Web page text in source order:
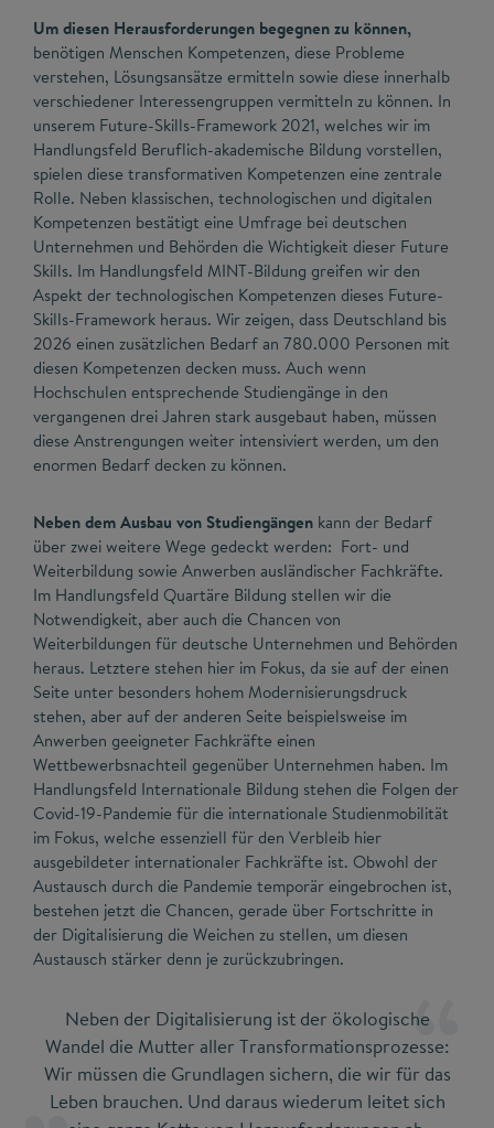
Um diesen Herausforderungen begegnen zu können,
benötigen Menschen Kompetenzen, diese Probleme
verstehen, Lösungsansätze ermitteln sowie diese innerhalb
verschiedener Interessengruppen vermitteln zu können. In
unserem Future-Skills-Framework 2021, welches wir im
Handlungsfeld Beruflich-akademische Bildung vorstellen,
spielen diese transformativen Kompetenzen eine zentrale
Rolle. Neben klassischen, technologischen und digitalen
Kompetenzen bestätigt eine Umfrage bei deutschen
Unternehmen und Behörden die Wichtigkeit dieser Future
Skills. Im Handlungsfeld MINT-Bildung greifen wir den
Aspekt der technologischen Kompetenzen dieses Future-
Skills-Framework heraus. Wir zeigen, dass Deutschland bis
2026 einen zusätzlichen Bedarf an 780.000 Personen mit
diesen Kompetenzen decken muss. Auch wenn
Hochschulen entsprechende Studiengänge in den
vergangenen drei Jahren stark ausgebaut haben, müssen
diese Anstrengungen weiter intensiviert werden, um den
enormen Bedarf decken zu können.
Neben dem Ausbau von Studiengängen kann der Bedarf
über zwei weitere Wege gedeckt werden: Fort- und
Weiterbildung sowie Anwerben ausländischer Fachkräfte.
Im Handlungsfeld Quartäre Bildung stellen wir die
Notwendigkeit, aber auch die Chancen von
Weiterbildungen für deutsche Unternehmen und Behörden
heraus. Letztere stehen hier im Fokus, da sie auf der einen
Seite unter besonders hohem Modernisierungsdruck
stehen, aber auf der anderen Seite beispielsweise im
Anwerben geeigneter Fachkräfte einen
Wettbewerbsnachteil gegenüber Unternehmen haben. Im
Handlungsfeld Internationale Bildung stehen die Folgen der
Covid-19-Pandemie für die internationale Studienmobilität
im Fokus, welche essenziell für den Verbleib hier
ausgebildeter internationaler Fachkräfte ist. Obwohl der
Austausch durch die Pandemie temporär eingebrochen ist,
bestehen jetzt die Chancen, gerade über Fortschritte in
der Digitalisierung die Weichen zu stellen, um diesen
Austausch stärker denn je zurückzubringen.
Neben der Digitalisierung ist der ökologische
Wandel die Mutter aller Transformationsprozesse:
Wir müssen die Grundlagen sichern, die wir für das
Leben brauchen. Und daraus wiederum leitet sich